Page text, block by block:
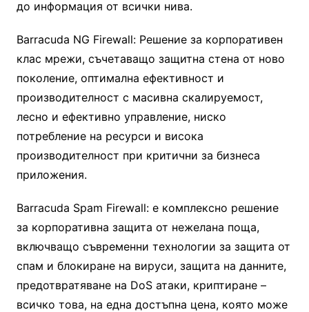
до информация от всички нива.
Barracuda NG Firewall: Решение за корпоративен
клас мрежи, съчетаващо защитна стена от ново
поколение, оптимална ефективност и
производителност с масивна скалируемост,
лесно и ефективно управление, ниско
потребление на ресурси и висока
производителност при критични за бизнеса
приложения.
Barracuda Spam Firewall: е комплексно решение
за корпоративна защита от нежелана поща,
включващо съвременни технологии за защита от
спам и блокиране на вируси, защита на данните,
предотвратяване на DoS атаки, криптиране –
всичко това, на една достъпна цена, която може